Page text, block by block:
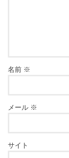
名前 ※
メール ※
サイト